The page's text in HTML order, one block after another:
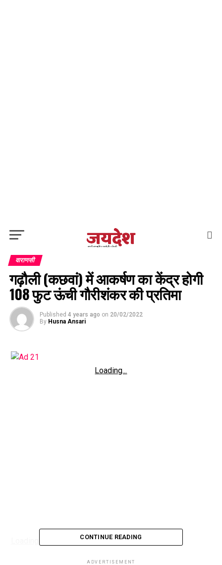
वाराणसी
गढ़ौली (कछवां) में आकर्षण का केंद्र होगी
108 फुट ऊंची गौरीशंकर की प्रतिमा
Published 4 years ago on 20/02/2022
By Husna Ansari
Loading...
CONTINUE READING
ADVERTISEMENT